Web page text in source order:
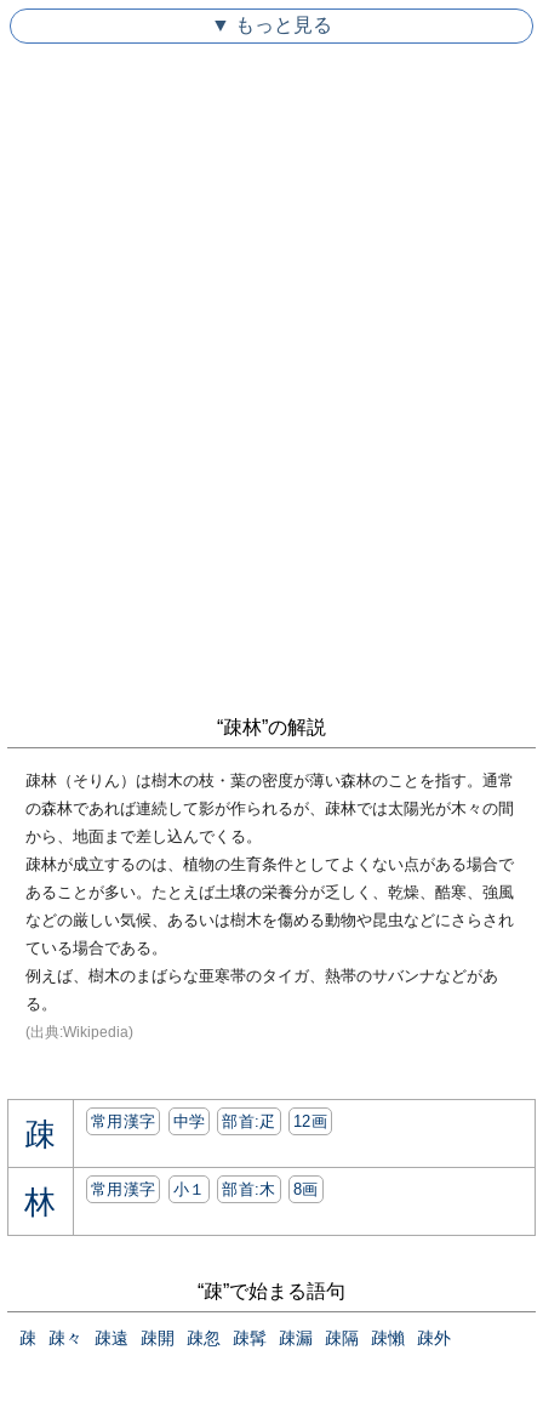
▼ もっと見る
“疎林”の解説
疎林（そりん）は樹木の枝・葉の密度が薄い森林のことを指す。通常
の森林であれば連続して影が作られるが、疎林では太陽光が木々の間
から、地面まで差し込んでくる。
疎林が成立するのは、植物の生育条件としてよくない点がある場合で
あることが多い。たとえば土壌の栄養分が乏しく、乾燥、酷寒、強風
などの厳しい気候、あるいは樹木を傷める動物や昆虫などにさらされ
ている場合である。
例えば、樹木のまばらな亜寒帯のタイガ、熱帯のサバンナなどがあ
る。
(出典:Wikipedia)
疎 常用漢字 中学 部首:⽦ 12画
林 常用漢字 小１ 部首:⽊ 8画
“疎”で始まる語句
疎 疎々 疎遠 疎開 疎忽 疎髯 疎漏 疎隔 疎懶 疎外